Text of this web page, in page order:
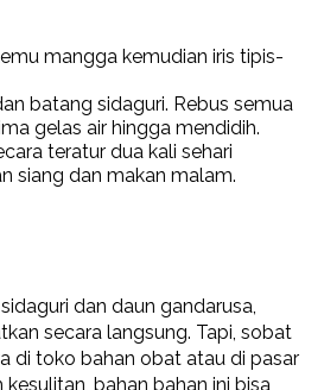
mangga kemudian iris tipis-
batang sidaguri. Rebus semua
gelas air hingga mendidih.
teratur dua kali sehari
siang dan makan malam.
dan daun gandarusa,
secara langsung. Tapi, sobat
di toko bahan obat atau di pasar
kesulitan, bahan bahan ini bisa